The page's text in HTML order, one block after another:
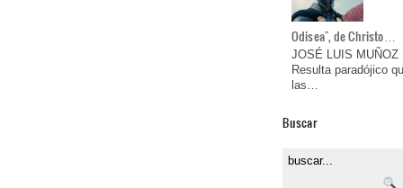
Odisea", de Christo…
JOSÉ LUIS MUÑOZ
Resulta paradójico
las…
Buscar